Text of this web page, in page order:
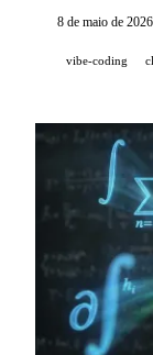
testes,
8 de maio de 2026
vibe-coding